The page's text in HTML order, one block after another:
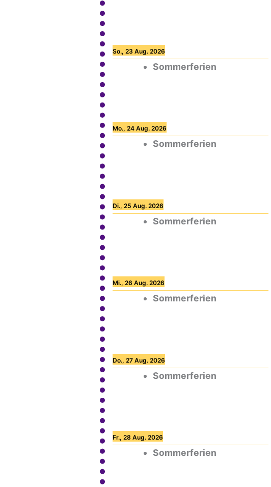
So., 23 Aug. 2026
Sommerferien
Mo., 24 Aug. 2026
Sommerferien
Di., 25 Aug. 2026
Sommerferien
Mi., 26 Aug. 2026
Sommerferien
Do., 27 Aug. 2026
Sommerferien
Fr., 28 Aug. 2026
Sommerferien